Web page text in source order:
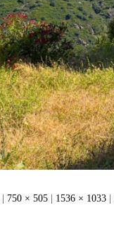
750 × 505 1536 × 1033